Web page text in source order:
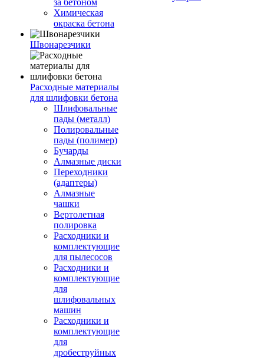
за бетоном
Химическая
окраска бетона
Швонарезчики
Расходные материалы
для шлифовки бетона
Шлифовальные
пады (металл)
Полировальные
пады (полимер)
Бучарды
Алмазные диски
Переходники
(адаптеры)
Алмазные
чашки
Вертолетная
полировка
Расходники и
комплектующие
для пылесосов
Расходники и
комплектующие
для
шлифовальных
машин
Расходники и
комплектующие
для
дробеструйных